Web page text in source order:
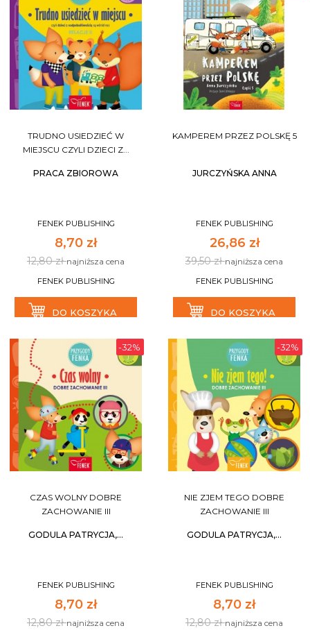
TRUDNO USIEDZIEĆ W
MIEJSCU CZYLI DZIECI Z...
PRACA ZBIOROWA
FENEK PUBLISHING
8,70 zł
12,80 złnajniższa cena
FENEK PUBLISHING
DO KOSZYKA
KAMPEREM PRZEZ POLSKĘ 5
JURCZYŃSKA ANNA
FENEK PUBLISHING
26,86 zł
39,50 złnajniższa cena
FENEK PUBLISHING
DO KOSZYKA
-32%
CZAS WOLNY DOBRE
ZACHOWANIE III
GODULA PATRYCJA,...
FENEK PUBLISHING
8,70 zł
12,80 złnajniższa cena
-32%
NIE ZJEM TEGO DOBRE
ZACHOWANIE III
GODULA PATRYCJA,...
FENEK PUBLISHING
8,70 zł
12,80 złnajniższa cena